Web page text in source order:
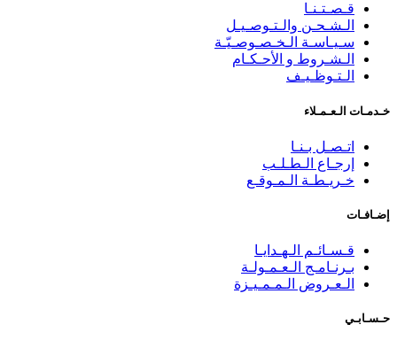
قـصـتـنـا
الـشـحـن والـتـوصـيـل
سـيـاسـة الـخـصـوصـيّـة
الـشـروط و الأحـكـام
الـتـوظـيـف
خـدمـات الـعـمـلاء
اتـصـل بـنـا
إرجـاع الـطـلـب
خـريـطـة الـمـوقـع
إضـافـات
قـسـائـم الـهـدايـا
بـرنـامـج الـعـمـولـة
الـعـروض الـمـمـيـزة
حـسـابـي